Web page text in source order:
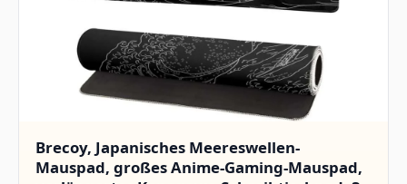
Brecoy, Japanisches Meereswellen-
Mauspad, großes Anime-Gaming-Mauspad,